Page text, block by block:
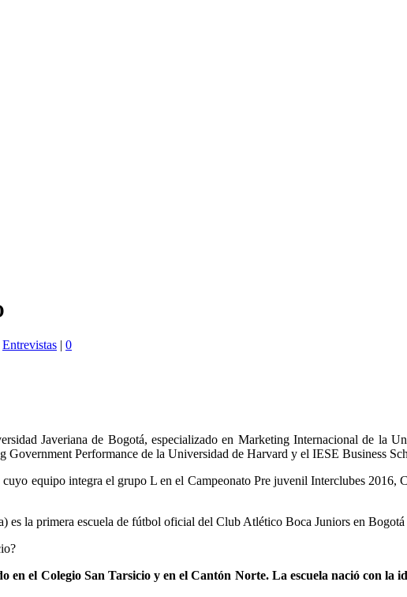
Entrevistas | 0
Javeriana de Bogotá, especializado en Marketing Internacional de la
Performance de la Universidad de Harvard y el IESE Business
cuyo equipo integra el grupo L en el Campeonato Pre juvenil Interclubes
la primera escuela de fútbol oficial del Club Atlético Boca Juniors en
en el Colegio San Tarsicio y en el Cantón Norte. La escuela nació con